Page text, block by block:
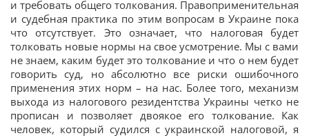
и требовать общего толкования. Правоприменительная
и судебная практика по этим вопросам в Украине пока
что отсутствует. Это означает, что налоговая будет
толковать новые нормы на свое усмотрение. Мы с вами
не знаем, каким будет это толкование и что о нем будет
говорить суд, но абсолютно все риски ошибочного
применения этих норм – на нас. Более того, механизм
выхода из налогового резидентства Украины четко не
прописан и позволяет двоякое его толкование. Как
человек, который судился с украинской налоговой, я